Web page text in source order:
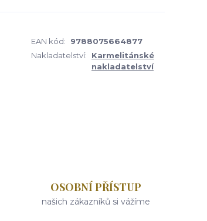
EAN kód:
9788075664877
Nakladatelství:
Karmelitánské
nakladatelství
OSOBNÍ PŘÍSTUP
našich zákazníků si vážíme